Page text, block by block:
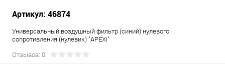
Артикул: 46874
Универсальный воздушный фильтр (синий) нулевого
сопротивления (нулевик) "APEXi"
Отзывов: 0